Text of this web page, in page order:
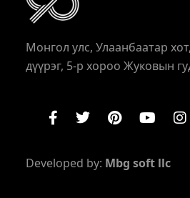
Монгол улс, Улаанбаатар
дүүрэг, 5-р хороо Жуковын
Developed by: Mbg soft llc